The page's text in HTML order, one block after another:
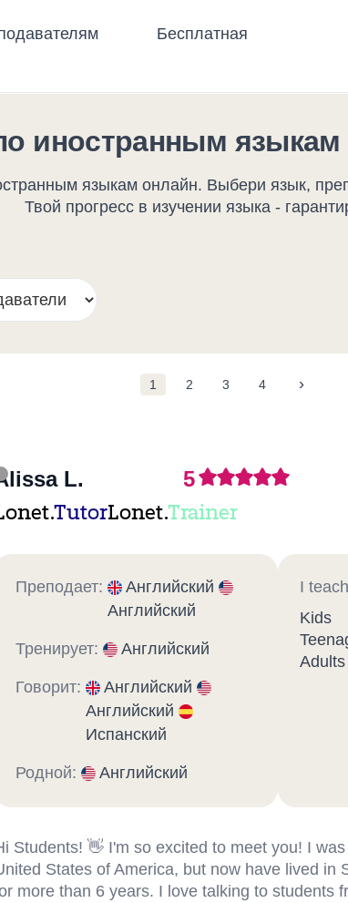
Бесплатная
иностранным
языкам онлайн. Выбери язык,
Твой прогресс в изучении языка -
1 2 3 4 ›
L. 5
TutorLonet.Trainer
Преподает:
Английский
Английский
Тренирует: Английский
Говорит:
Английский
Английский
Испанский
Родной: Английский
I
Kids
Adults
Students! 👋 I'm so excited to meet you! I
States of America, but now have lived in
more than 6 years. I love talking to students